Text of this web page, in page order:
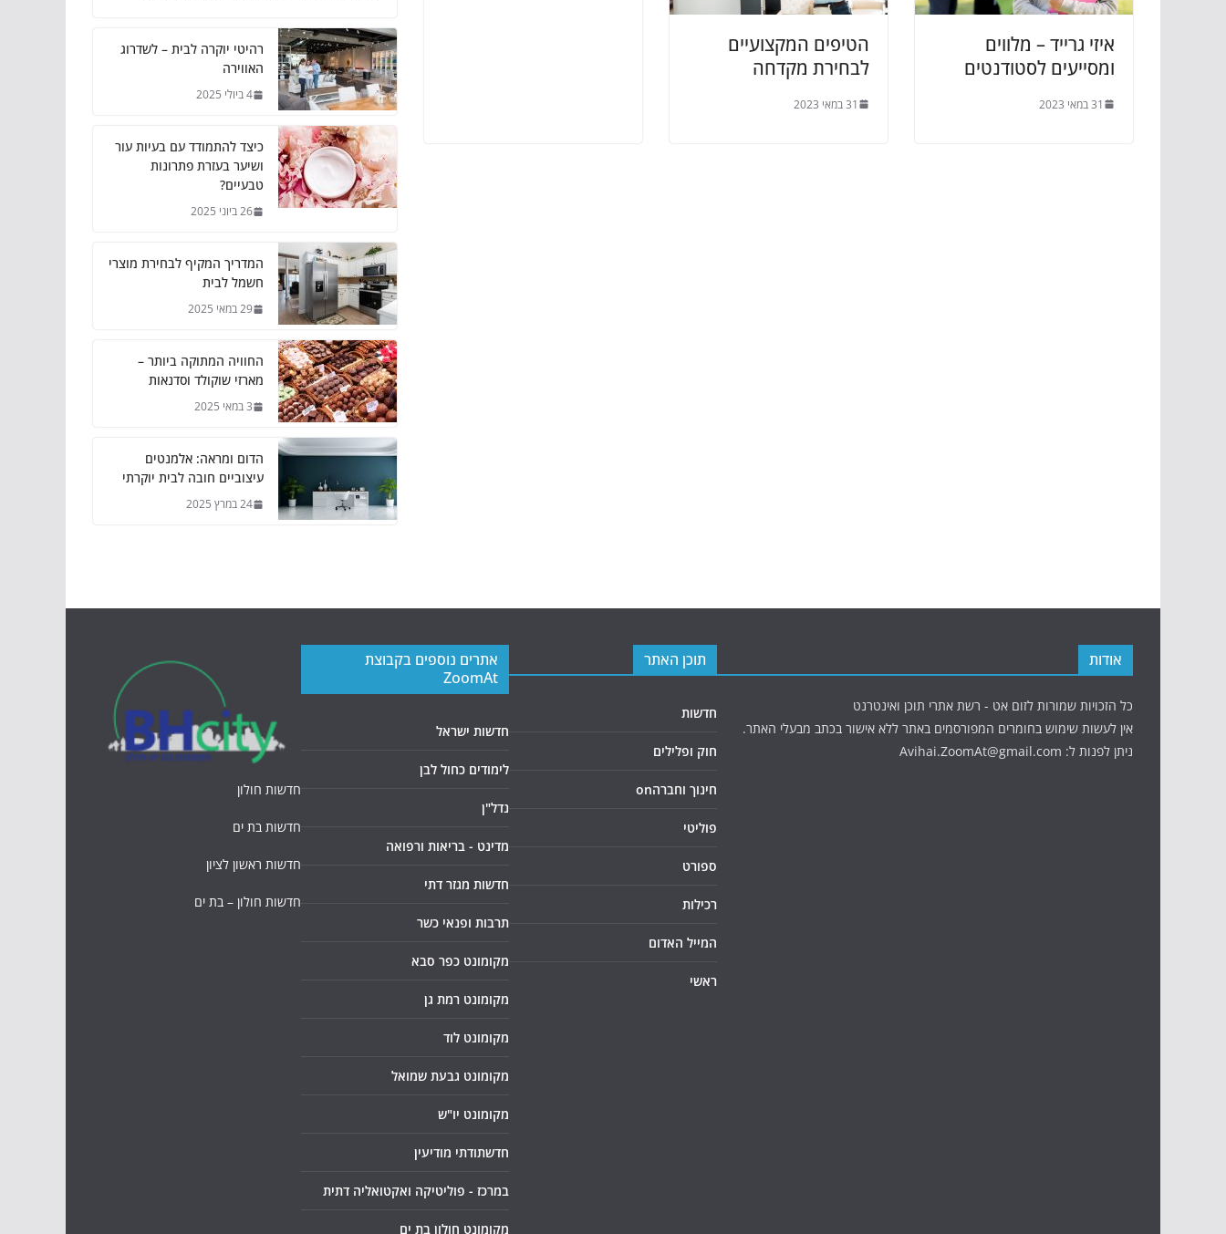
איזי גרייד – מלווים
ומסייעים לסטודנטים
31 במאי 2023
הטיפים המקצועיים
לבחירת מקדחה
31 במאי 2023
רהיטי יוקרה לבית – לשדרוג
האווירה
4 ביולי 2025
כיצד להתמודד עם בעיות עור
ושיער בעזרת פתרונות
טבעיים?
26 ביוני 2025
המדריך המקיף לבחירת מוצרי
חשמל לבית
29 במאי 2025
החוויה המתוקה ביותר –
מארזי שוקולד וסדנאות
3 במאי 2025
הדום ומראה: אלמנטים
עיצוביים חובה לבית יוקרתי
24 במרץ 2025
אודות
כל הזכויות שמורות לזום אט - רשת אתרי תוכן ואינטרנט
אין לעשות שימוש בחומרים המפורסמים באתר ללא אישור בכתב מבעלי האתר.
ניתן לפנות ל: Avihai.ZoomAt@gmail.com
תוכן האתר
חדשות
חוק ופלילים
חינוך וחברהon
פוליטי
ספורט
רכילות
המייל האדום
ראשי
אתרים נוספים בקבוצת
ZoomAt
חדשות ישראל
לימודים כחול לבן
נדל"ן
מדינט - בריאות ורפואה
חדשות מגזר דתי
תרבות ופנאי כשר
מקומונט כפר סבא
מקומונט רמת גן
מקומונט לוד
מקומונט גבעת שמואל
מקומונט יו"ש
חדשתודתי מודיעין
במרכז - פוליטיקה ואקטואליה דתית
מקומונט חולון בת ים
חדשות חולון
חדשות בת ים
חדשות ראשון לציון
חדשות חולון – בת ים